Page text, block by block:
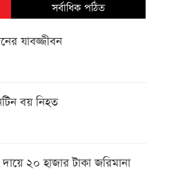
সর্বাধিক পঠিত
যাবজ্জীবন
বয় নিহত
২০ হাজার টাকা জরিমানা